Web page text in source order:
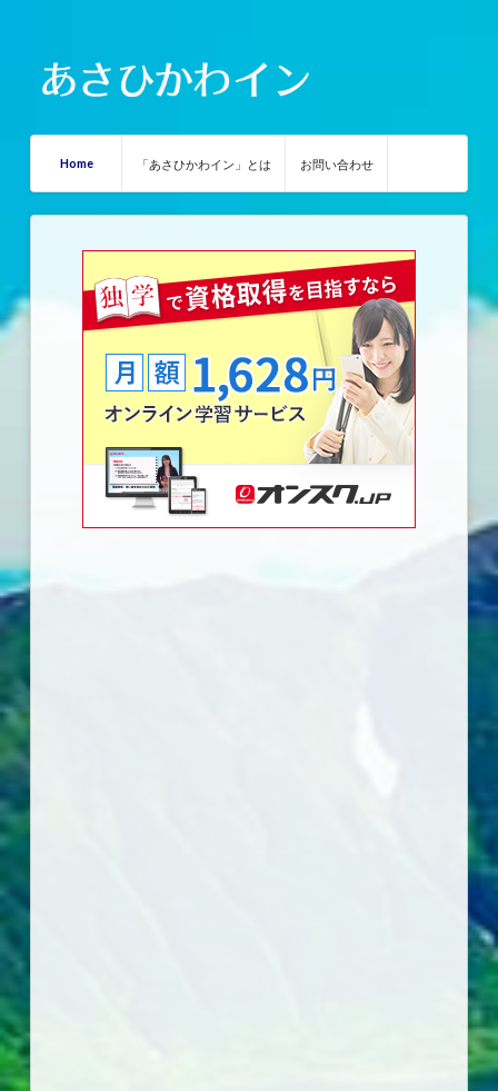
Home 「あさひかわイン」とは お問い合わせ